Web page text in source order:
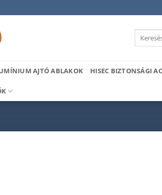
Keresés
AJTÓ ABLAKOK HISEC BIZTONSÁGI